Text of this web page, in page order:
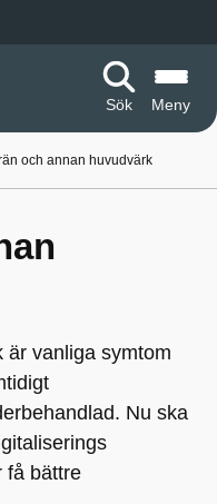
Sök
Meny
och annan huvudvärk
är vanliga symtom
Nu ska
få bättre